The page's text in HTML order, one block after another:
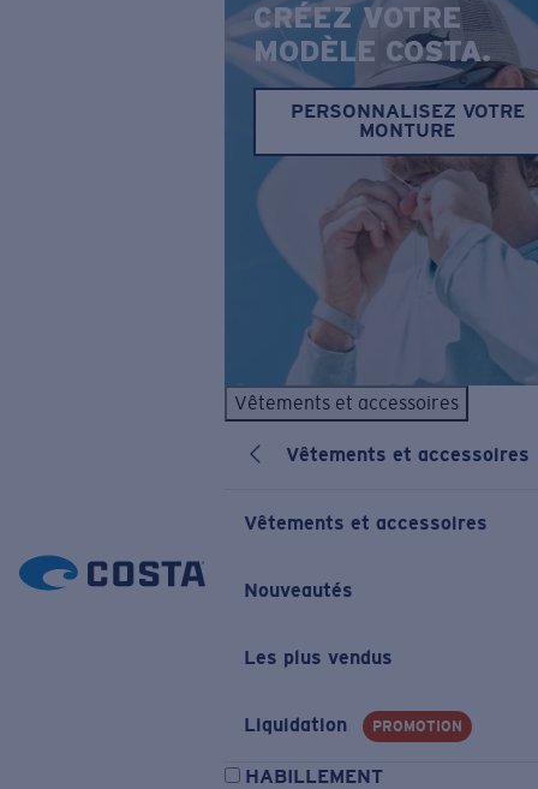
CRÉEZ VOTRE
MODÈLE COSTA.
PERSONNALISEZ VOTRE
MONTURE
Vêtements et accessoires
Vêtements et accessoires
Vêtements et accessoires
Nouveautés
Les plus vendus
Liquidation PROMOTION
HABILLEMENT